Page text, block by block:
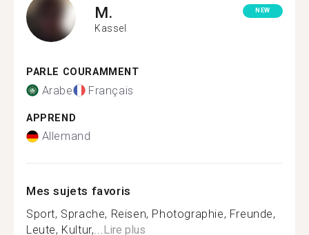
M.
Kassel
NEW
PARLE COURAMMENT
Arabe Français
APPREND
Allemand
Mes sujets favoris
Sport, Sprache, Reisen, Photographie, Freunde,
Leute, Kultur,...Lire plus